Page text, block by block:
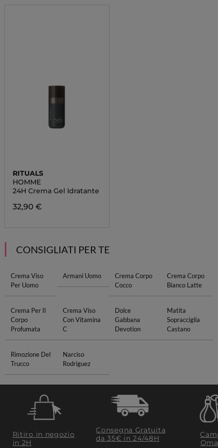
RITUALS
HOMME
24H Crema Gel Idratante
32,90 €
CONSIGLIATI PER TE
Crema Viso
Per Uomo
Armani Uomo
Crema Corpo
Cocco
Crema Corpo
Bianco Latte
Crema Per Il
Corpo
Profumata
Crema Viso
Con Vitamina
C
Dolce
Gabbana
Devotion
Matita
Sopracciglia
Castano
Rimozione Del
Trucco
Narciso
Rodriguez
Ritiro in negozio
in 2H
Consegna Gratuita
da 35€​ in 24/48H